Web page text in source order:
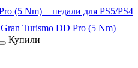
(5 Nm) + педали для PS5/PS4
Turismo DD Pro (5 Nm) +
Купили